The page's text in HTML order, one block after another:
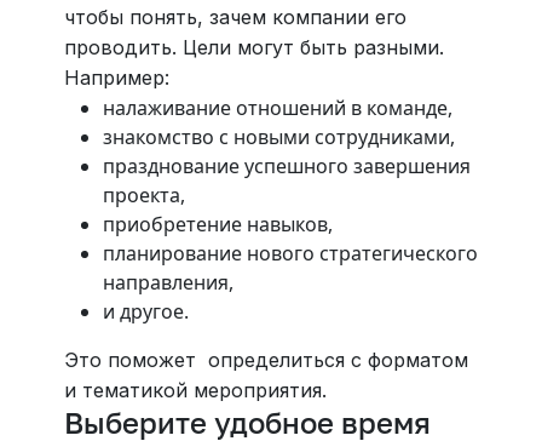
чтобы понять, зачем компании его
проводить. Цели могут быть разными.
Например:
налаживание отношений в команде,
знакомство с новыми сотрудниками,
празднование успешного завершения
проекта,
приобретение навыков,
планирование нового стратегического
направления,
и другое.
Это поможет определиться с форматом
и тематикой мероприятия.
Выберите удобное время